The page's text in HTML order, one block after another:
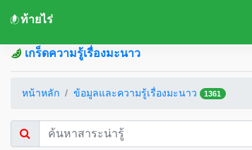
ท้ายไร่
เกร็ดความรู้เรื่องมะนาว
หน้าหลัก ข้อมูลและความรู้เรื่องมะนาว 1361